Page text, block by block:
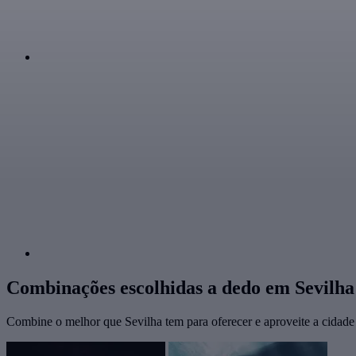
Combinações escolhidas a dedo em Sevilha
Combine o melhor que Sevilha tem para oferecer e aproveite a